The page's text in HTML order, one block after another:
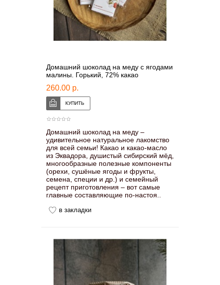
Домашний шоколад на меду с ягодами
малины. Горький, 72% какао
260.00 р.
Домашний шоколад на меду –
удивительное натуральное лакомство
для всей семьи! Какао и какао-масло
из Эквадора, душистый сибирский мёд,
многообразные полезные компоненты
(орехи, сушёные ягоды и фрукты,
семена, специи и др.) и семейный
рецепт приготовления – вот самые
главные составляющие по-настоя..
в закладки